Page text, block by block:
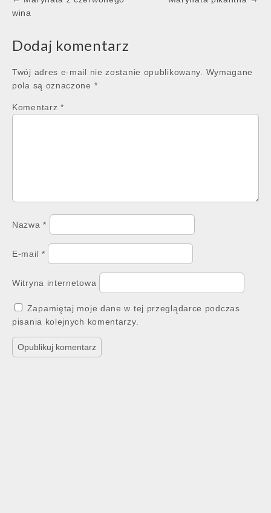
navigation
wina
Dodaj komentarz
Twój adres e-mail nie zostanie opublikowany.
Wymagane
pola są oznaczone *
Komentarz *
Nazwa*
E-mail *
Witryna internetowa
Zapamiętaj moje dane w tej przeglądarce podczas
pisania kolejnych komentarzy.